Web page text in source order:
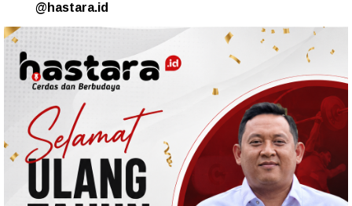
@hastara.id